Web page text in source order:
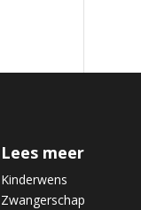
Lees meer
Kinderwens
Zwangerschap